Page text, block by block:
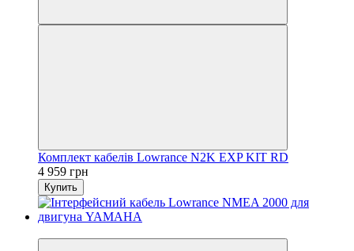
Комплект кабелів Lowrance N2K EXP KIT RD
4 959 грн
Купить